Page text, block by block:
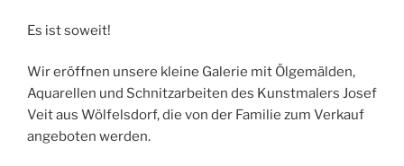
Es ist soweit!
Wir eröffnen unsere kleine Galerie mit Ölgemälden,
Aquarellen und Schnitzarbeiten des Kunstmalers Josef
Veit aus Wölfelsdorf, die von der Familie zum Verkauf
angeboten werden.